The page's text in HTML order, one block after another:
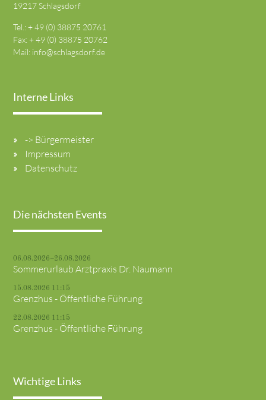
19217 Schlagsdorf
Tel.: + 49 (0) 38875 20761
Fax: + 49 (0) 38875 20762
Mail: info@schlagsdorf.de
Interne Links
-> Bürgermeister
Impressum
Datenschutz
Die nächsten Events
06.08.2026–26.08.2026
Sommerurlaub Arztpraxis Dr. Naumann
15.08.2026 11:15
Grenzhus - Öffentliche Führung
22.08.2026 11:15
Grenzhus - Öffentliche Führung
Wichtige Links